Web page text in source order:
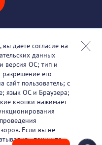
даете согласие на
данных
версия ОС; тип и
разрешение его
сайт пользователь; с
язык ОС и Браузера;
кнопки нажимает
Если вы не
покиньте